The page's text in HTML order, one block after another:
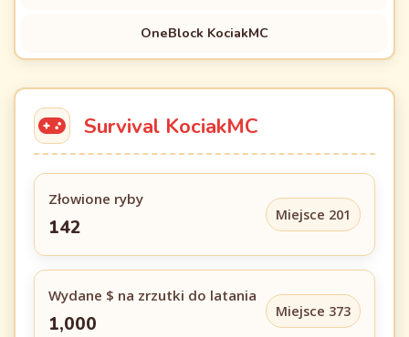
OneBlock KociakMC
Survival KociakMC
Złowione ryby
142
Miejsce 201
Wydane $ na zrzutki do latania
1,000
Miejsce 373